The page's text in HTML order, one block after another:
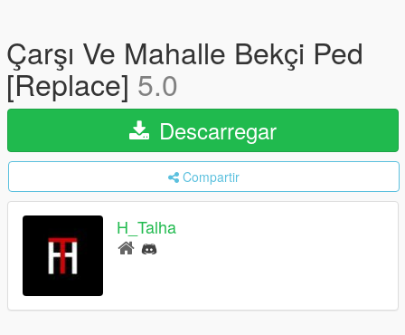
Çarşı Ve Mahalle Bekçi Ped
[Replace] 5.0
Descarregar
Compartir
H_Talha